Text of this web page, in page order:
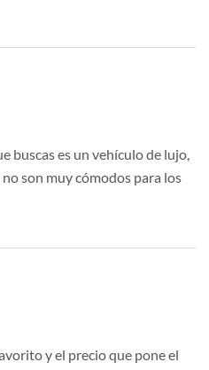
buscas es un vehículo de lujo,
son muy cómodos para los
y el precio que pone el